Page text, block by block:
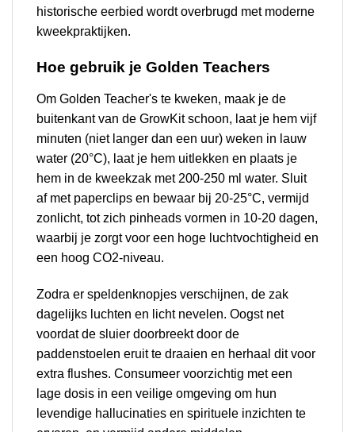
historische eerbied wordt overbrugd met moderne
kweekpraktijken.
Hoe gebruik je Golden Teachers
Om Golden Teacher's te kweken, maak je de
buitenkant van de GrowKit schoon, laat je hem vijf
minuten (niet langer dan een uur) weken in lauw
water (20°C), laat je hem uitlekken en plaats je
hem in de kweekzak met 200-250 ml water. Sluit
af met paperclips en bewaar bij 20-25°C, vermijd
zonlicht, tot zich pinheads vormen in 10-20 dagen,
waarbij je zorgt voor een hoge luchtvochtigheid en
een hoog CO2-niveau.
Zodra er speldenknopjes verschijnen, de zak
dagelijks luchten en licht nevelen. Oogst net
voordat de sluier doorbreekt door de
paddenstoelen eruit te draaien en herhaal dit voor
extra flushes. Consumeer voorzichtig met een
lage dosis in een veilige omgeving om hun
levendige hallucinaties en spirituele inzichten te